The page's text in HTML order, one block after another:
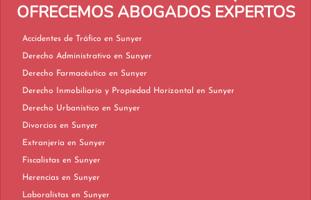
OFRECEMOS ABOGADOS EXPERTOS
Accidentes de Tráfico en Sunyer
Derecho Administrativo en Sunyer
Derecho Farmacéutico en Sunyer
Derecho Inmobiliario y Propiedad Horizontal en Sunyer
Derecho Urbanístico en Sunyer
Divorcios en Sunyer
Extranjería en Sunyer
Fiscalistas en Sunyer
Herencias en Sunyer
Laboralistas en Sunyer